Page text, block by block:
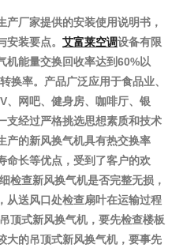
产厂家提供的安装使用说明书，
装要点。 艾富莱空调设备有限
机能量交换回收率达到60%以
换率。产品广泛应用于食品业、
、网吧、健身房、咖啡厅、银
支经过严格挑选思想素质和技术
产的新风换气机具有热交换率
命长等优点，受到了客户的欢
检查新风换气机是否完整无损，
从送风口处检查扇叶在运输过程
顶式新风换气机，要先检查楼板
大的吊顶式新风换气机，要事先